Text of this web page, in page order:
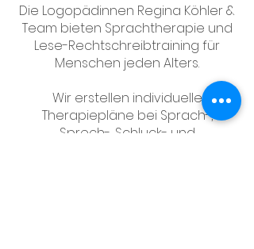
Ich bin ein Vorteil.
Ich bin ein Vorteil.
Ich bin ein Vorteil.
Die Logopädinnen Regina Köhler &
Team bieten Sprachtherapie und
Lese-Rechtschreibtraining für
Menschen jeden Alters.
Wir erstellen individuelle
Therapiepläne bei Sprach-,
Sprech-, Schluck- und